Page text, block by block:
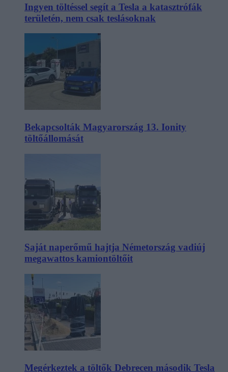
Ingyen töltéssel segít a Tesla a katasztrófák
területén, nem csak teslásoknak
Bekapcsolták Magyarország 13. Ionity
töltőállomását
Saját naperőmű hajtja Németország vadiúj
megawattos kamiontöltőit
Megérkeztek a töltők Debrecen második Tesla